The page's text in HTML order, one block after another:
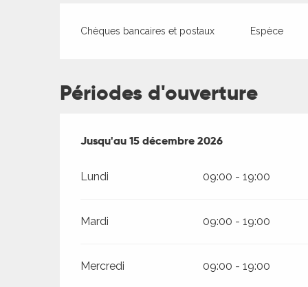
Chèques bancaires et postaux Espèce
Périodes d'ouverture
Du15 janvier 2026au15 décembre 2026
Jusqu'au15 décembre 2026
Lundi 09:00 - 19:00
Mardi 09:00 - 19:00
Mercredi 09:00 - 19:00